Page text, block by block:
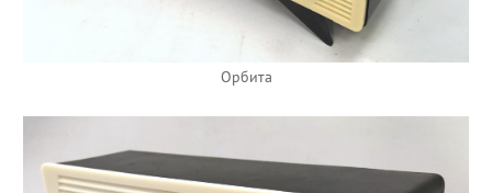
Орбита